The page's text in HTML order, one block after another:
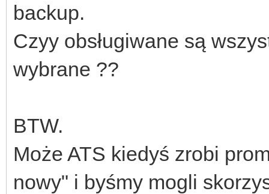
backup.
Czyy obsługiwane są
wybrane ??
BTW.
Może ATS kiedyś zrobi
nowy" i byśmy mogli